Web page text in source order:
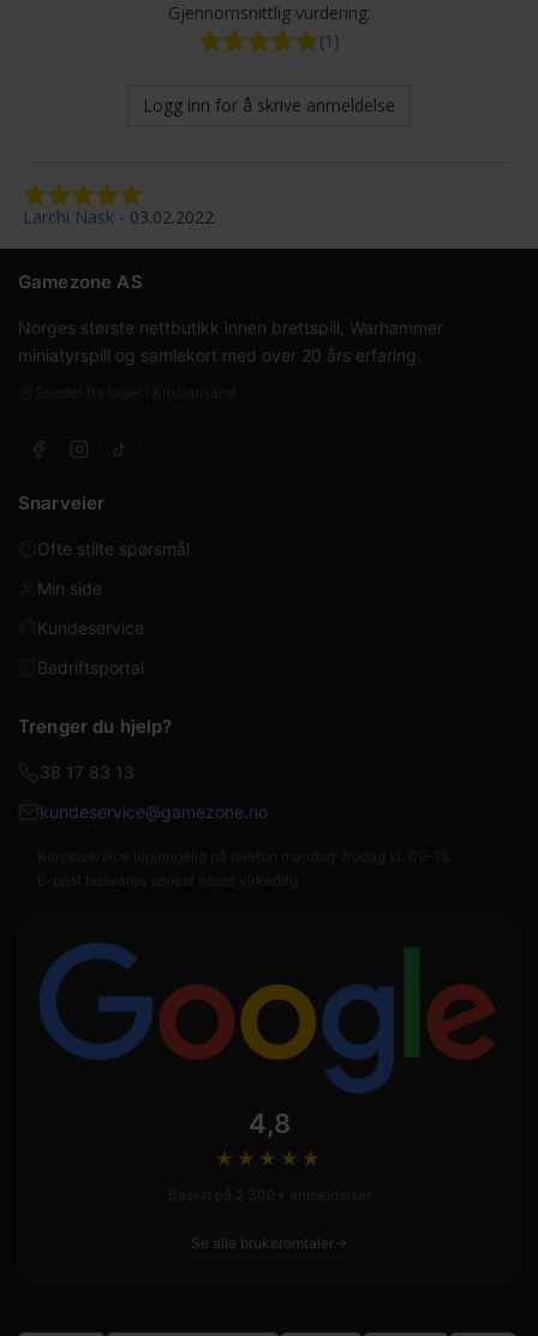
Gjennomsnittlig vurdering:
(1)
Logg inn for å skrive anmeldelse
Larchi Nask 03.02.2022
Gamezone AS
Norges største nettbutikk innen brettspill, Warhammer
miniatyrspill og samlekort med over 20 års erfaring.
Snarveier
Ofte stilte spørsmål
Min side
Kundeservice
Bedriftsportal
Trenger du hjelp?
38 17 83 13
kundeservice@gamezone.no
4,8
★★★★ ★
Se alle brukeromtaler